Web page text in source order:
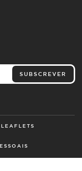
SUBSCREVER
LEAFLETS